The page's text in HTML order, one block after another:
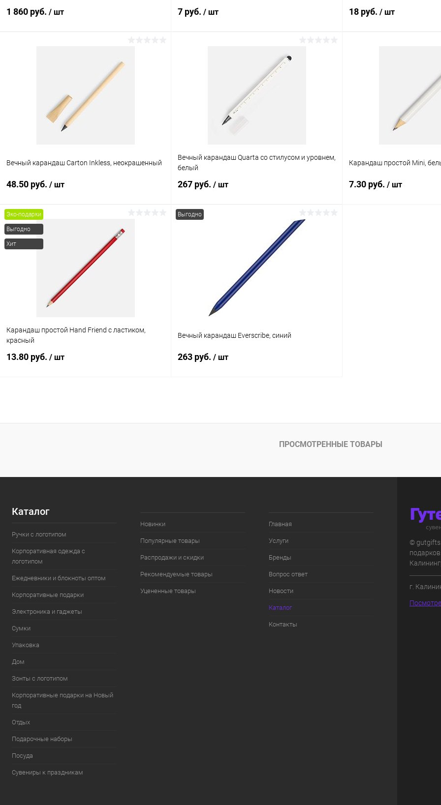
1 860 руб. / шт
К сравнению
7 руб. / шт 18 руб. / шт
Вечный карандаш Carton Inkless, неокрашенный
48.50 руб. / шт
Купить в 1 клик К сравнению
Вечный карандаш Quarta со стилусом и уровнем,
белый
267 руб. / шт
К сравнению
Карандаш простой Mini,
7.30 руб. / шт
Эко-подарки
Выгодно
Хит
Карандаш простой Hand Friend с ластиком,
красный
13.80 руб. / шт
Купить в 1 клик К сравнению
Выгодно
Вечный карандаш Everscribe, синий
263 руб. / шт
Купить в 1 клик К сравнению
В наличии
ПРОСМОТРЕННЫЕ ТОВАРЫ
Каталог
Ручки с логотипом
Корпоративная одежда с
логотипом
Ежедневники и блокноты оптом
Корпоративные подарки
Электроника и гаджеты
Сумки
Упаковка
Дом
Зонты с логотипом
Корпоративные подарки на Новый
год
Отдых
Подарочные наборы
Посуда
Сувениры к праздникам
Новинки
Популярные товары
Распродажи и скидки
Рекомендуемые товары
Уцененные товары
Главная
Услуги
Бренды
Вопрос ответ
Новости
Каталог
Контакты
©
г.